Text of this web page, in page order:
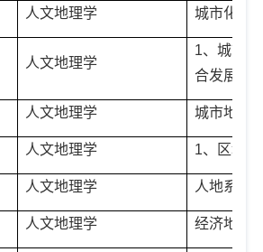
人文地理学 城市化与
人文地理学
1、城市
合发展
人文地理学 城市地理
人文地理学 1、区域
人文地理学 人地系统
人文地理学 经济地理